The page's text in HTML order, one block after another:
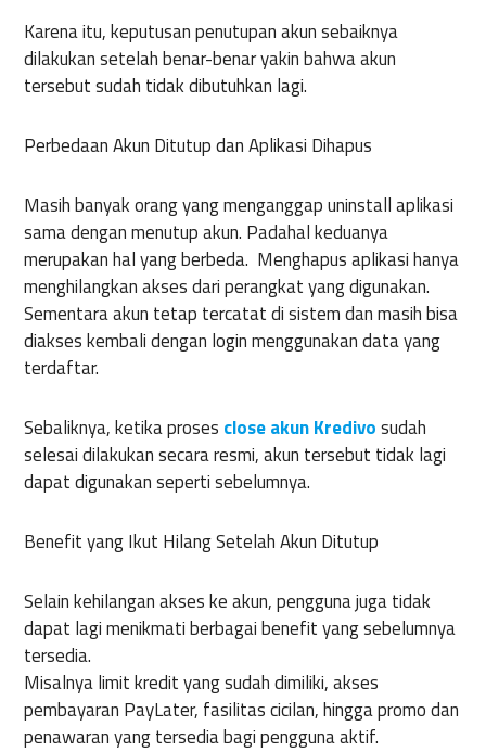
Karena itu, keputusan penutupan akun sebaiknya
dilakukan setelah benar-benar yakin bahwa akun
tersebut sudah tidak dibutuhkan lagi.
Perbedaan Akun Ditutup dan Aplikasi Dihapus
Masih banyak orang yang menganggap uninstall aplikasi
sama dengan menutup akun. Padahal keduanya
merupakan hal yang berbeda. Menghapus aplikasi hanya
menghilangkan akses dari perangkat yang digunakan.
Sementara akun tetap tercatat di sistem dan masih bisa
diakses kembali dengan login menggunakan data yang
terdaftar.
Sebaliknya, ketika proses close akun Kredivosudah
selesai dilakukan secara resmi, akun tersebut tidak lagi
dapat digunakan seperti sebelumnya.
Benefit yang Ikut Hilang Setelah Akun Ditutup
Selain kehilangan akses ke akun, pengguna juga tidak
dapat lagi menikmati berbagai benefit yang sebelumnya
tersedia.
Misalnya limit kredit yang sudah dimiliki, akses
pembayaran PayLater, fasilitas cicilan, hingga promo dan
penawaran yang tersedia bagi pengguna aktif.